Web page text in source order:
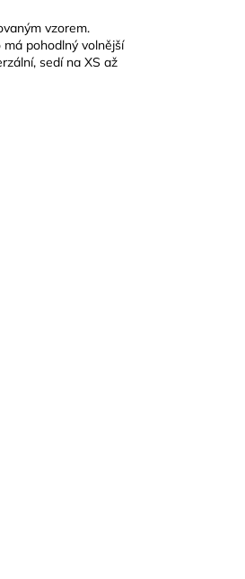
vzorem.
pohodlný volnější
sedí na XS až